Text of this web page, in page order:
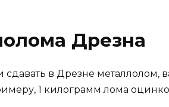
Дрезна
в Дрезне металлолом,
1 килограмм лома